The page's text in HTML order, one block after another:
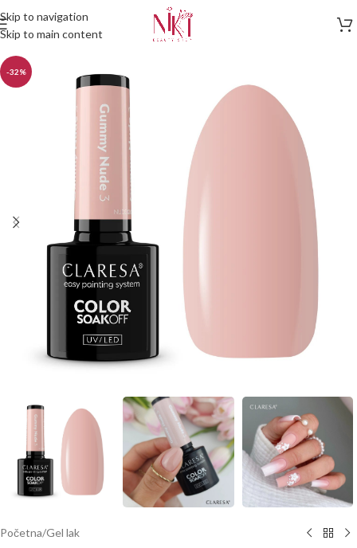
Skip to navigation
Skip to main content
-32%
Početna/Gel lak